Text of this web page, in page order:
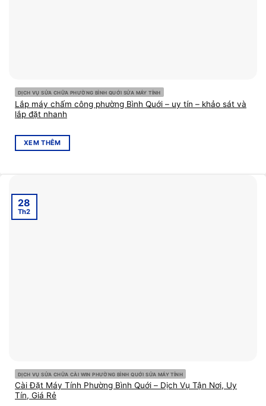
DỊCH VỤ SỬA CHỮA PHƯỜNG BÌNH QUỚI SỬA MÁY TÍNH
Lắp máy chấm công phường Bình Quới – uy tín – khảo sát và
lắp đặt nhanh
XEM THÊM
DỊCH VỤ SỬA CHỮA CÀI WIN PHƯỜNG BÌNH QUỚI SỬA MÁY TÍNH
Cài Đặt Máy Tính Phường Bình Quới – Dịch Vụ Tận Nơi, Uy
Tín, Giá Rẻ
28
Th2